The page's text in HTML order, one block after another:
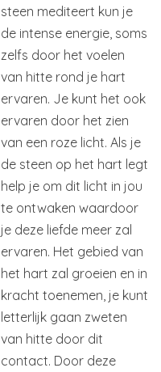
steen mediteert kun je
de intense energie, soms
zelfs door het voelen
van hitte rond je hart
ervaren. Je kunt het ook
ervaren door het zien
van een roze licht. Als je
de steen op het hart legt
help je om dit licht in jou
te ontwaken waardoor
je deze liefde meer zal
ervaren. Het gebied van
het hart zal groeien en in
kracht toenemen, je kunt
letterlijk gaan zweten
van hitte door dit
contact. Door deze